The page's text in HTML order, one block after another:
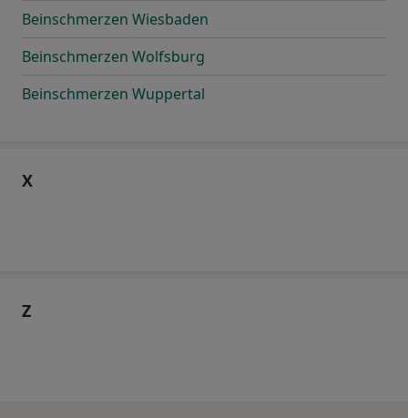
Beinschmerzen Wiesbaden
Beinschmerzen Wolfsburg
Beinschmerzen Wuppertal
X
Z